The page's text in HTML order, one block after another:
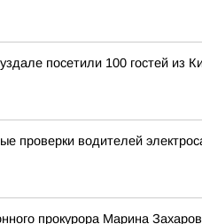
посетили 100 гостей
проверки водителей
прокурора Марина